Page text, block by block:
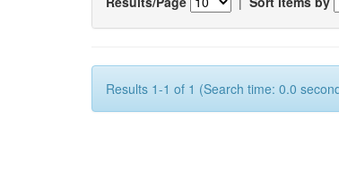
Results 1-1 of 1 (Search time: 0.0